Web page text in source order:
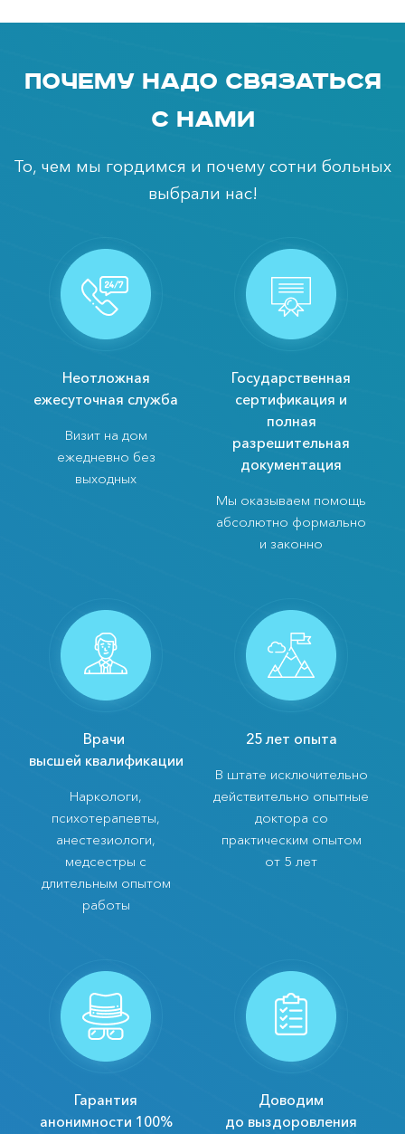
Почему надо связаться
с нами
То, чем мы гордимся и почему сотни больных
выбрали нас!
Неотложная
ежесуточная служба
Визит на дом
ежедневно без
выходных
Государственная
сертификация и
полная
разрешительная
документация
Мы оказываем помощь
абсолютно формально
и законно
Врачи
высшей квалификации
Наркологи,
психотерапевты,
анестезиологи,
медсестры с
длительным опытом
работы
25 лет опыта
В штате исключительно
действительно опытные
доктора со
практическим опытом
от 5 лет
Гарантия
анонимности 100%
Доводим
до выздоровления